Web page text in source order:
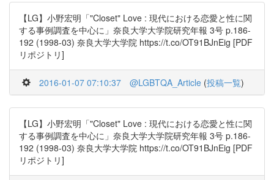
【LG】小野宏明「"Closet" Love : 現代における恋愛と性に関
する事例調査を中心に」奈良大学大学院研究年報 3号 p.186-
192 (1998-03) 奈良大学大学院 https://t.co/OT91BJnEig [PDF
リポジトリ]
2016-01-07 07:10:37 @LGBTQA_Article (投稿一覧)
【LG】小野宏明「"Closet" Love : 現代における恋愛と性に関
する事例調査を中心に」奈良大学大学院研究年報 3号 p.186-
192 (1998-03) 奈良大学大学院 https://t.co/OT91BJnEig [PDF
リポジトリ]